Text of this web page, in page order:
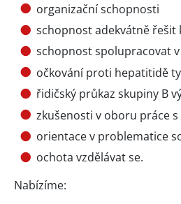
organizační schopnosti
schopnost adekvátně řešit
schopnost spolupracovat
očkování proti hepatitidě
řidičský průkaz skupiny B
zkušenosti v oboru práce
orientace v problematice
ochota vzdělávat se.
Nabízíme: